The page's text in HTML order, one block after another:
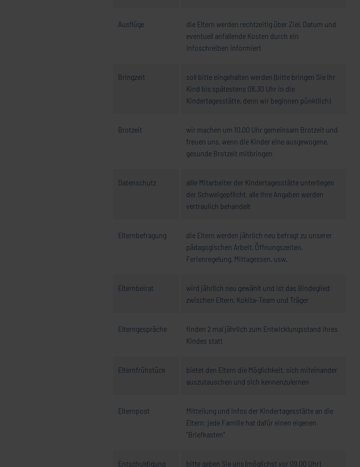
Ausflüge
die Eltern werden rechtzeitig über Ziel, Datum und
eventuell anfallende Kosten durch ein
Infoschreiben informiert
Bringzeit
soll bitte eingehalten werden (bitte bringen Sie Ihr
Kind bis spätestens 08.30 Uhr in die
Kindertagesstätte, denn wir beginnen pünktlich)
Brotzeit
wir machen um 10.00 Uhr gemeinsam Brotzeit und
freuen uns, wenn die Kinder eine ausgewogene,
gesunde Brotzeit mitbringen
Datenschutz
allle Mitarbeiter der Kindertagesstätte unterliegen
der Schweigepflicht, alle Ihre Angaben werden
vertraulich behandelt
Elternbefragung
die Eltern werden jährlich neu befragt zu unserer
pädagogischen Arbeit, Öffnungszeiten,
Ferienregelung, Mittagessen, usw.
Elternbeirat
wird jährlich neu gewählt und ist das Bindeglied
zwischen Eltern, Kokita-Team und Träger
Elterngespräche
finden 2 mal jährlich zum Entwicklungsstand ihres
Kindes statt
Elternfrühstück
bietet den Eltern die Möglichkeit, sich miteinander
auszutauschen und sich kennenzulernen
Elternpost
Mitteilung und Infos der Kindertagesstätte an die
Eltern; jede Familie hat dafür einen eigenen
"Briefkasten"
Entschuldigung bitte geben Sie uns (möglichst vor 09.00 Uhr)